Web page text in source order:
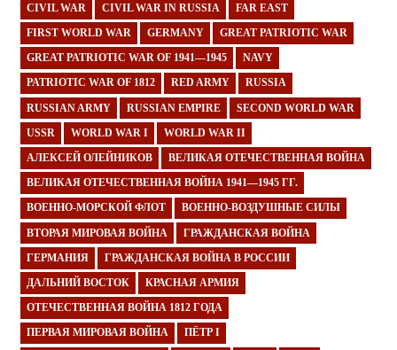
CIVIL WAR CIVIL WAR IN RUSSIA FAR EAST
FIRST WORLD WAR GERMANY GREAT PATRIOTIC WAR
GREAT PATRIOTIC WAR OF 1941—1945 NAVY
PATRIOTIC WAR OF 1812 RED ARMY RUSSIA
RUSSIAN ARMY RUSSIAN EMPIRE SECOND WORLD WAR
USSR WORLD WAR I WORLD WAR II
АЛЕКСЕЙ ОЛЕЙНИКОВ ВЕЛИКАЯ ОТЕЧЕСТВЕННАЯ ВОЙНА
ВЕЛИКАЯ ОТЕЧЕСТВЕННАЯ ВОЙНА 1941—1945 ГГ.
ВОЕННО-МОРСКОЙ ФЛОТ ВОЕННО-ВОЗДУШНЫЕ СИЛЫ
ВТОРАЯ МИРОВАЯ ВОЙНА ГРАЖДАНСКАЯ ВОЙНА
ГЕРМАНИЯ ГРАЖДАНСКАЯ ВОЙНА В РОССИИ
ДАЛЬНИЙ ВОСТОК КРАСНАЯ АРМИЯ
ОТЕЧЕСТВЕННАЯ ВОЙНА 1812 ГОДА
ПЕРВАЯ МИРОВАЯ ВОЙНА ПЁТР I